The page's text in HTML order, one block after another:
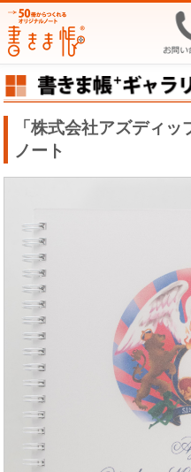
「株式会社アズディ
ノート